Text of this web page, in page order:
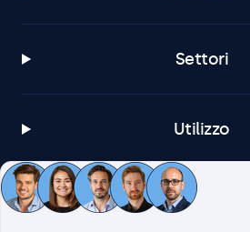
Settori
Utilizzo
Servizio Clienti